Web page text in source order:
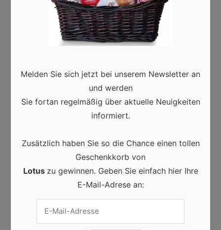
Schreibe einen Kommentar
Deine E-Mail-Adresse wird nicht veröffentlicht.
Erforderliche Felder sind mit *markiert
Name*
Melden Sie sich jetzt bei unserem Newsletter an
und werden
Sie fortan regelmäßig über aktuelle Neuigkeiten
informiert.
Zusätzlich haben Sie so die Chance einen tollen
Geschenkkorb von
Lotus zu gewinnen. Geben Sie einfach hier Ihre
E-Mail-Adrese an: